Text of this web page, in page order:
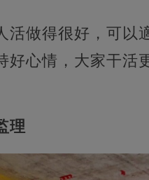
活做得很好，可以
好心情，大家干活
理